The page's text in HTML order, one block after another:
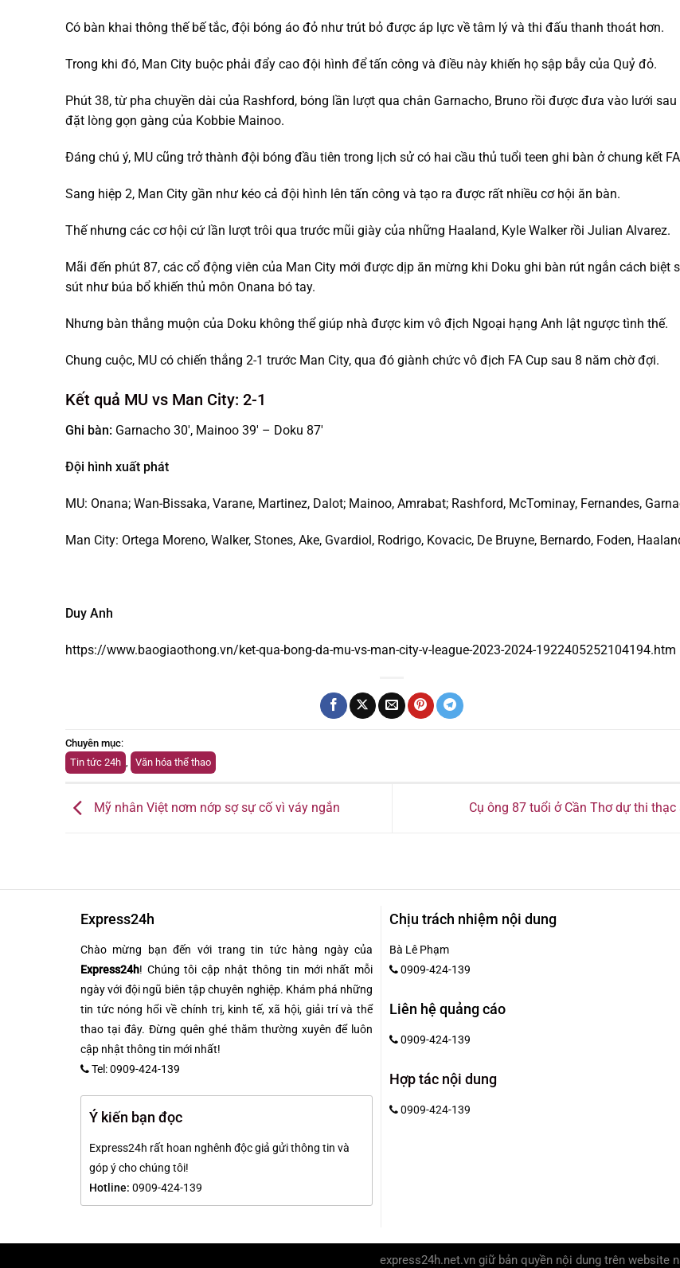
Có bàn khai thông thế bế tắc, đội bóng áo đỏ như trút bỏ được áp lực về tâm lý và thi đấu thanh thoát hơn.
Trong khi đó, Man City buộc phải đẩy cao đội hình để tấn công và điều này khiến họ sập bẫy của Quỷ đỏ.
Phút 38, từ pha chuyền dài của Rashford, bóng lần lượt qua chân Garnacho, Bruno rồi được đưa vào lưới sau
đặt lòng gọn gàng của Kobbie Mainoo.
Đáng chú ý, MU cũng trở thành đội bóng đầu tiên trong lịch sử có hai cầu thủ tuổi teen ghi bàn ở chung kết
Sang hiệp 2, Man City gần như kéo cả đội hình lên tấn công và tạo ra được rất nhiều cơ hội ăn bàn.
Thế nhưng các cơ hội cứ lần lượt trôi qua trước mũi giày của những Haaland, Kyle Walker rồi Julian Alvarez.
Mãi đến phút 87, các cổ động viên của Man City mới được dịp ăn mừng khi Doku ghi bàn rút ngắn cách biệt
sút như búa bổ khiến thủ môn Onana bó tay.
Nhưng bàn thắng muộn của Doku không thể giúp nhà được kim vô địch Ngoại hạng Anh lật ngược tình thế.
Chung cuộc, MU có chiến thắng 2-1 trước Man City, qua đó giành chức vô địch FA Cup sau 8 năm chờ đợi.
Kết quả MU vs Man City: 2-1
Ghi bàn: Garnacho 30′, Mainoo 39′ – Doku 87′
Đội hình xuất phát
MU: Onana; Wan-Bissaka, Varane, Martinez, Dalot; Mainoo, Amrabat; Rashford, McTominay, Fernandes,
Man City: Ortega Moreno, Walker, Stones, Ake, Gvardiol, Rodrigo, Kovacic, De Bruyne, Bernardo, Foden,
Duy Anh
https://www.baogiaothong.vn/ket-qua-bong-da-mu-vs-man-city-v-league-2023-2024-1922405252104194.htm
Chuyên mục:
Tin tức 24h
Văn hóa thể thao
Mỹ nhân Việt nơm nớp sợ sự cố vì váy ngắn Cụ ông 87 tuổi ở Cần Thơ dự thi thạc
Express24h
Chào mừng bạn đến với trang tin tức hàng ngày của
Express24h! Chúng tôi cập nhật thông tin mới nhất mỗi
ngày với đội ngũ biên tập chuyên nghiệp. Khám phá những
tin tức nóng hổi về chính trị, kinh tế, xã hội, giải trí và thể
thao tại đây. Đừng quên ghé thăm thường xuyên để luôn
cập nhật thông tin mới nhất!
Tel: 0909-424-139
Ý kiến bạn đọc
Express24h rất hoan nghênh độc giả gửi thông tin và
góp ý cho chúng tôi!
Hotline: 0909-424-139
Chịu trách nhiệm nội dung
Bà Lê Phạm
0909-424-139
Liên hệ quảng cáo
0909-424-139
Hợp tác nội dung
0909-424-139
express24h.net.vngiữ bản quyền nội dung trên website